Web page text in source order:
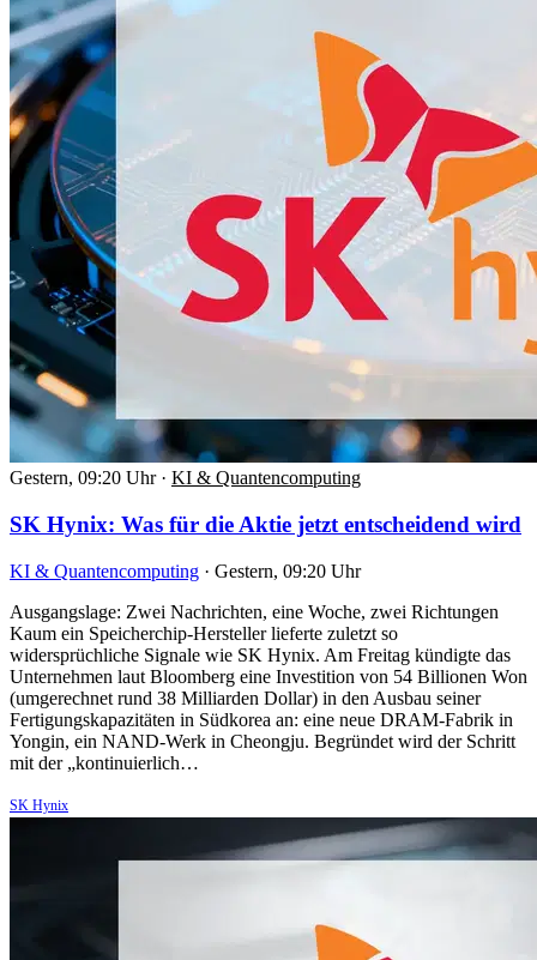
Gestern, 09:20 Uhr · KI & Quantencomputing
SK Hynix: Was für die Aktie jetzt entscheidend wird
KI & Quantencomputing · Gestern, 09:20 Uhr
Ausgangslage: Zwei Nachrichten, eine Woche, zwei Richtungen
Kaum ein Speicherchip-Hersteller lieferte zuletzt so
widersprüchliche Signale wie SK Hynix. Am Freitag kündigte das
Unternehmen laut Bloomberg eine Investition von 54 Billionen Won
(umgerechnet rund 38 Milliarden Dollar) in den Ausbau seiner
Fertigungskapazitäten in Südkorea an: eine neue DRAM-Fabrik in
Yongin, ein NAND-Werk in Cheongju. Begründet wird der Schritt
mit der „kontinuierlich…
SK Hynix